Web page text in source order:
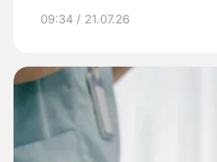
09:34 / 21.07.26